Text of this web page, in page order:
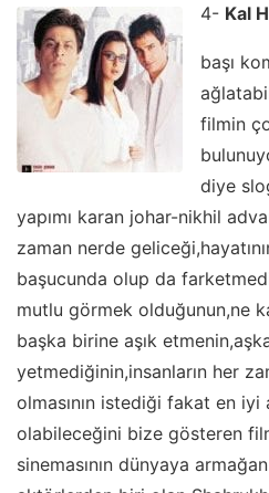
4- Kal
başı
filmin
diye
yapımı karan johar-nikhil
zaman nerde
başucunda olup da
mutlu görmek olduğunun,ne
başka birine aşık
yetmediğinin,insanların her
olmasının istediği fakat en iyi
olabileceğini bize gösteren
sinemasının dünyaya